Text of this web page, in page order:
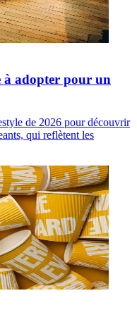
à adopter pour un
de 2026 pour découvrir
qui reflètent les